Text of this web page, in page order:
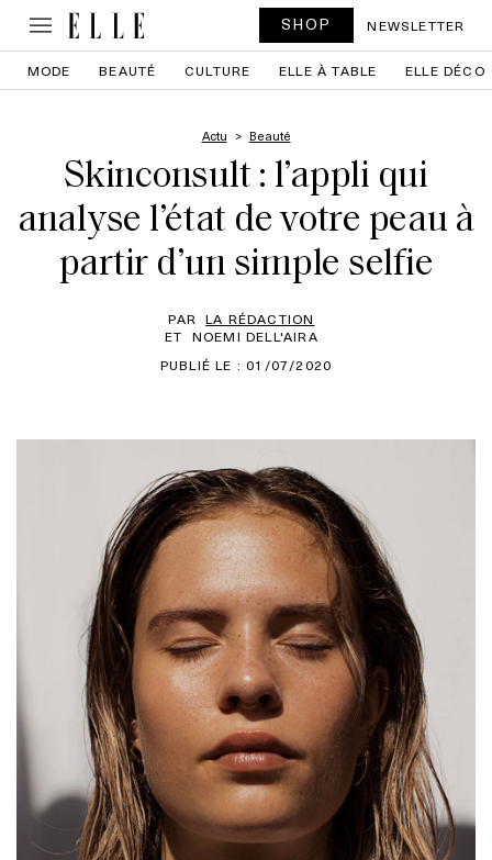
SHOP NEWSLETTER
MODE BEAUTÉ CULTURE ELLE À TABLE ELLE DÉCO
Actu Beauté
Skinconsult : l’appli qui
analyse l’état de votre peau à
partir d’un simple selfie
PAR LA RÉDACTION
ET NOEMI DELL'AIRA
PUBLIÉ LE : 01/07/2020